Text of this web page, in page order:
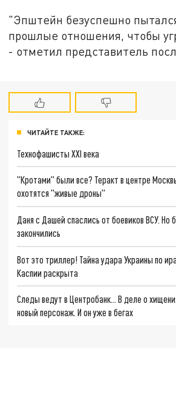
"Эпштейн безуспешно
прошлые отношения, чтобы
- отметил представитель
ЧИТАЙТЕ ТАКЖЕ:
Технофашисты XXI века
"Кротами" были все? Теракт в центре
охотятся "живые дроны"
Даня с Дашей спаслись от боевиков ВСУ.
закончились
Вот это триллер! Тайна удара Украины по
Каспии раскрыта
Следы ведут в Центробанк… В деле о
новый персонаж. И он уже в бегах